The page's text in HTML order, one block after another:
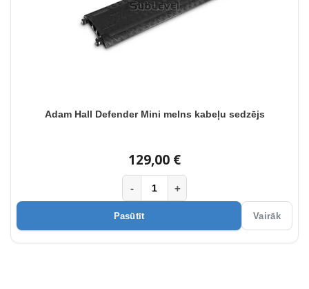
Adam Hall Defender Mini melns kabeļu sedzējs
129,00 €
- +
Pasūtīt Vairāk